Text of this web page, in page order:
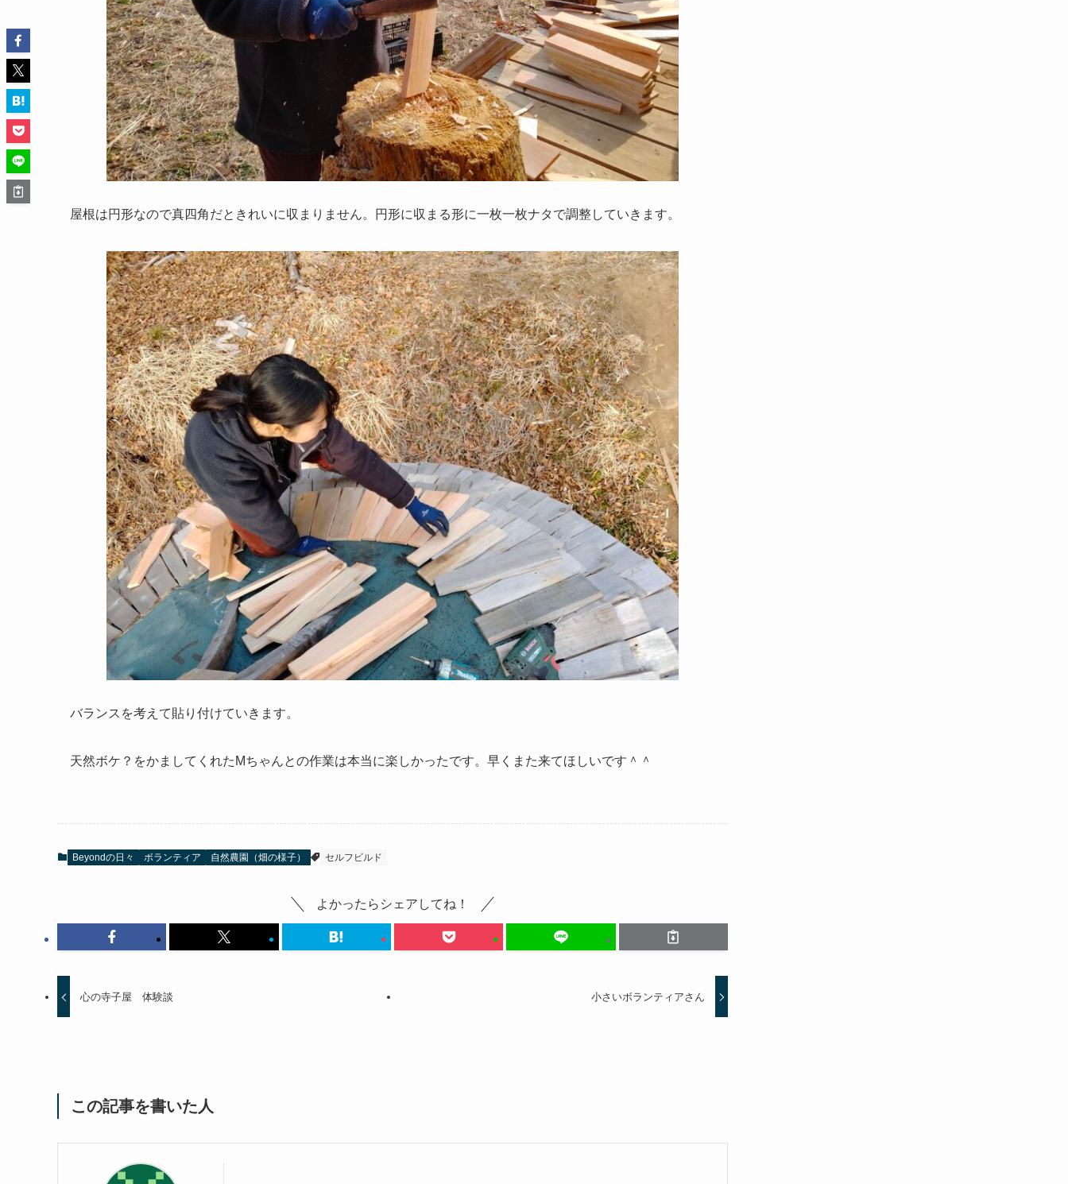
屋根は円形なので真四角だときれいに収まりません。円形に収まる形に一枚一枚ナタで調整していきます。
バランスを考えて貼り付けていきます。
天然ボケ？をかましてくれたMちゃんとの作業は本当に楽しかったです。早くまた来てほしいです＾＾
Beyondの日々 ボランティア 自然農園（畑の様子） セルフビルド
よかったらシェアしてね！
心の寺子屋 体験談 小さいボランティアさん
この記事を書いた人